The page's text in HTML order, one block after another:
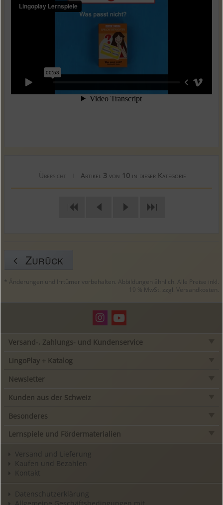
Übersicht Artikel 3von 10in dieser Kategorie
| |
Zurück
* Änderungen und Irrtümer vorbehalten. Abbildungen ähnlich. Alle Preise inkl.
19 % MwSt. zzgl. Versandkosten.
Versand-, Zahlungs- und Kundenservice
LingoPlay + Katalog
Newsletter
Kunden aus der Schweiz
Besonderes
Lernspiele und Fördermaterialien
Versand und Lieferung
Kaufen und Bezahlen
Kontakt
Datenschutzerklärung
Allgemeine Geschäftsbedingungen mit